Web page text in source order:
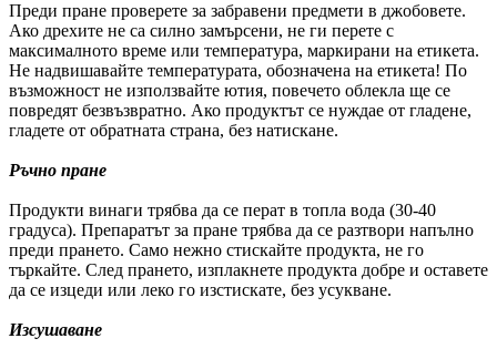
Преди пране проверете за забравени предмети в джобовете.
Ако дрехите не са силно замърсени, не ги перете с
максималното време или температура, маркирани на етикета.
Не надвишавайте температурата, обозначена на етикета! По
възможност не използвайте ютия, повечето облекла ще се
повредят безвъзвратно. Ако продуктът се нуждае от гладене,
гладете от обратната страна, без натискане.
Ръчно пране
Продукти винаги трябва да се перат в топла вода (30-40
градуса). Препаратът за пране трябва да се разтвори напълно
преди прането. Само нежно стискайте продукта, не го
търкайте. След прането, изплакнете продукта добре и оставете
да се изцеди или леко го изстискате, без усукване.
Изсушаване